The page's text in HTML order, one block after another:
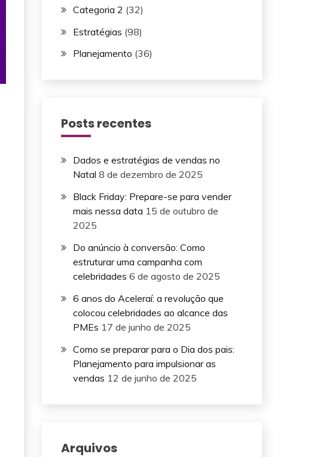
Categoria 2 (32)
Estratégias (98)
Planejamento (36)
Posts recentes
Dados e estratégias de vendas no
Natal 8 de dezembro de 2025
Black Friday: Prepare-se para vender
mais nessa data 15 de outubro de
2025
Do anúncio à conversão: Como
estruturar uma campanha com
celebridades 6 de agosto de 2025
6 anos do Aceleraí: a revolução que
colocou celebridades ao alcance das
PMEs 17 de junho de 2025
Como se preparar para o Dia dos pais:
Planejamento para impulsionar as
vendas 12 de junho de 2025
Arquivos